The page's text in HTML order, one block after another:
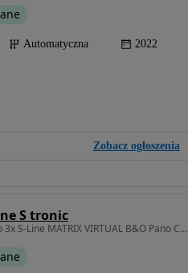
Automatyczna 2022
Zobacz ogłoszenia
S tronic
1968 cm3 • 204 KM • B9 Competition Quattro 3x S-Line MATRIX VIRTUAL B&O Pano Carbon RS MAX